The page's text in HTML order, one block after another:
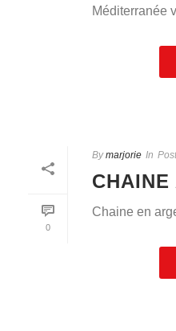
Méditerranée
0
By marjorie In
CHAINE
Chaine en